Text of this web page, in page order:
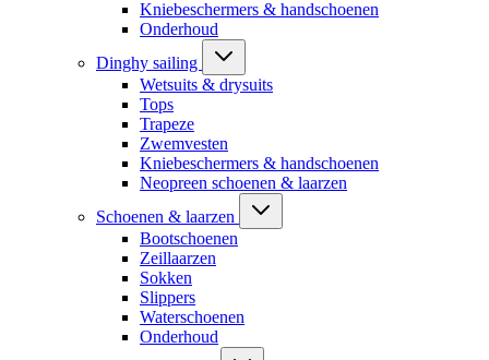
Kniebeschermers & handschoenen
Onderhoud
Dinghy sailing
Wetsuits & drysuits
Tops
Trapeze
Zwemvesten
Kniebeschermers & handschoenen
Neopreen schoenen & laarzen
Schoenen & laarzen
Bootschoenen
Zeillaarzen
Sokken
Slippers
Waterschoenen
Onderhoud